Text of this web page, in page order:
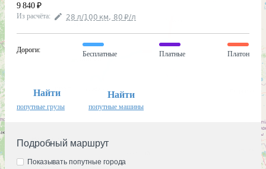
9 840 ₽
Из расчёта: 28 л/100 км, 80 ₽/л
Дороги:
Бесплатные Платные Платон
Найти
попутные грузы
Найти
попутные машины
Подробный маршрут
Показывать попутные города